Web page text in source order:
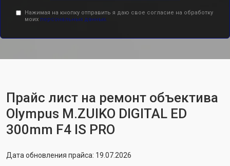
Нажимая на кнопку отправить я даю свое согласие на обработку
моих персональных данных.
Прайс лист на ремонт объектива
Olympus M.ZUIKO DIGITAL ED
300mm F4 IS PRO
Дата обновления прайса: 19.07.2026